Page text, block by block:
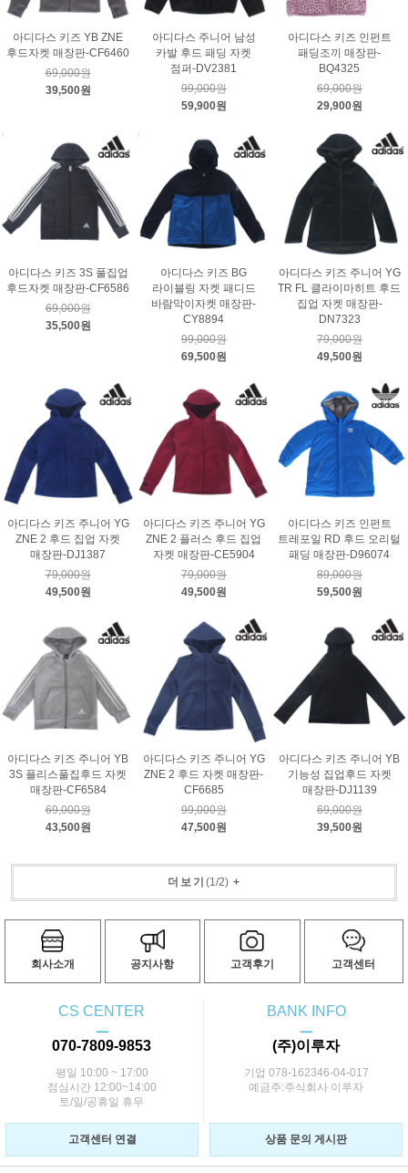
아디다스 키즈 YB ZNE
후드자켓 매장판-CF6460
69,000원
39,500원
아디다스 주니어 남성
카발 후드 패딩 자켓
점퍼-DV2381
99,000원
59,900원
아디다스 키즈 인펀트
패딩조끼 매장판-
BQ4325
69,000원
29,900원
아디다스 키즈 3S 풀집업
후드자켓 매장판-CF6586
69,000원
35,500원
아디다스 키즈 BG
라이블링 자켓 패디드
바람막이자켓 매장판-
CY8894
99,000원
69,500원
아디다스 키즈 주니어 YG
TR FL 클라이마히트 후드
집업 자켓 매장판-
DN7323
79,000원
49,500원
아디다스 키즈 주니어 YG
ZNE 2 후드 집업 자켓
매장판-DJ1387
79,000원
49,500원
아디다스 키즈 주니어 YG
ZNE 2 플러스 후드 집업
자켓 매장판-CE5904
79,000원
49,500원
아디다스 키즈 인펀트
트레포일 RD 후드 오리털
패딩 매장판-D96074
89,000원
59,500원
아디다스 키즈 주니어 YB
3S 플리스풀집후드 자켓
매장판-CF6584
69,000원
43,500원
아디다스 키즈 주니어 YG
ZNE 2 후드 자켓 매장판-
CF6685
99,000원
47,500원
아디다스 키즈 주니어 YB
기능성 집업후드 자켓
매장판-DJ1139
69,000원
39,500원
더보기 (1/2)+
회사소개 공지사항 고객후기 고객센터
CS CENTER
ㅡ
070-7809-9853
평일 10:00 ~ 17:00
점심시간 12:00~14:00
토/일/공휴일 휴무
BANK INFO
ㅡ
(주)이루자
기업 078-162346-04-017
예금주:주식회사 이루자
고객센터 연결 상품 문의 게시판